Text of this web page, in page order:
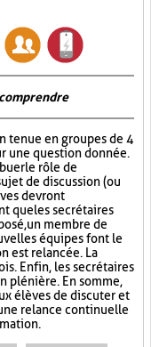
tenue en groupes de 4
une question donnée.
le rôle de
de discussion (ou
devront
que les secrétaires
un membre de
équipes font le
est relancée. La
Enfin, les secrétaires
plénière. En somme,
élèves de discuter et
relance continuelle